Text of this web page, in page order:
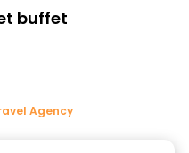
buffet
Agency